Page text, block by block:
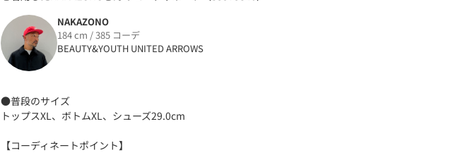
NAKAZONO
184 cm / 385 コーデ
BEAUTY&YOUTH UNITED ARROWS
●普段のサイズ
トップスXL、ボトムXL、シューズ29.0cm
【コーディネートポイント】